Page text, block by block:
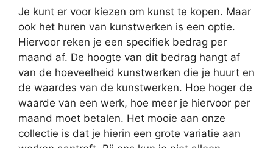
Je kunt er voor kiezen om kunst te kopen. Maar
ook het huren van kunstwerken is een optie.
Hiervoor reken je een specifiek bedrag per
maand af. De hoogte van dit bedrag hangt af
van de hoeveelheid kunstwerken die je huurt en
de waardes van de kunstwerken. Hoe hoger de
waarde van een werk, hoe meer je hiervoor per
maand moet betalen. Het mooie aan onze
collectie is dat je hierin een grote variatie aan